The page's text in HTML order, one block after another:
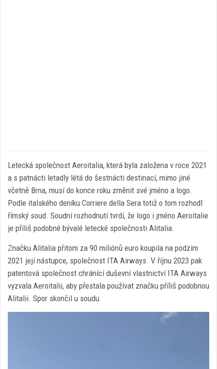
Letecká společnost Aeroitalia, která byla založena v roce 2021
a s patnácti letadly létá do šestnácti destinací, mimo jiné
včetně Brna, musí do konce roku změnit své jméno a logo.
Podle italského deníku Corriere della Sera totiž o tom rozhodl
římský soud. Soudní rozhodnutí tvrdí, že logo i jméno Aeroitalie
je příliš podobné bývalé letecké společnosti Alitalia.
Značku Alitalia přitom za 90 miliónů euro koupila na podzim
2021 její nástupce, společnost ITA Airways. V říjnu 2023 pak
patentová společnost chránící duševní vlastnictví ITA Airways
vyzvala Aeroitalii, aby přestala používat značku příliš podobnou
Alitalii. Spor skončil u soudu.